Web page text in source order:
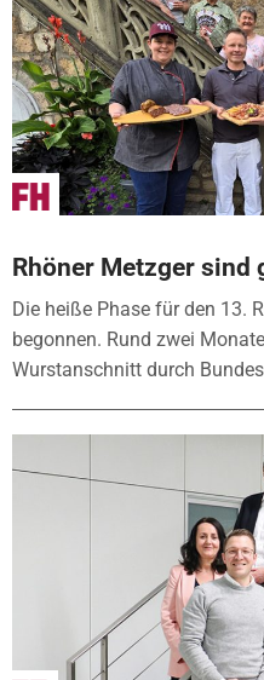
Rhöner Metzger sind
Die heiße Phase für den 13.
begonnen. Rund zwei
Wurstanschnitt durch